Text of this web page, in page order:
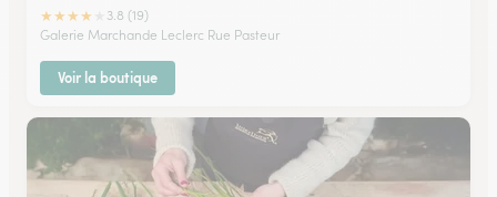
★★★★
3.8 (19)
Galerie Marchande Leclerc Rue Pasteur
Voir la boutique